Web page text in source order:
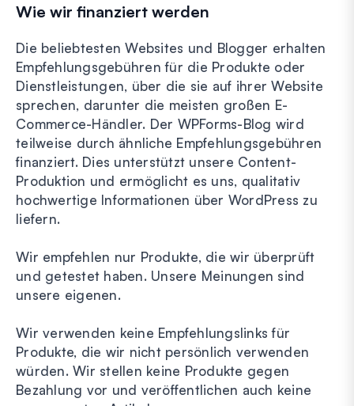
Wie wir finanziert werden
Die beliebtesten Websites und Blogger erhalten
Empfehlungsgebühren für die Produkte oder
Dienstleistungen, über die sie auf ihrer Website
sprechen, darunter die meisten großen E-
Commerce-Händler. Der WPForms-Blog wird
teilweise durch ähnliche Empfehlungsgebühren
finanziert. Dies unterstützt unsere Content-
Produktion und ermöglicht es uns, qualitativ
hochwertige Informationen über WordPress zu
liefern.
Wir empfehlen nur Produkte, die wir überprüft
und getestet haben. Unsere Meinungen sind
unsere eigenen.
Wir verwenden keine Empfehlungslinks für
Produkte, die wir nicht persönlich verwenden
würden. Wir stellen keine Produkte gegen
Bezahlung vor und veröffentlichen auch keine